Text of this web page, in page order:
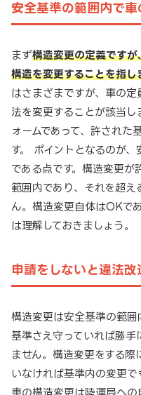
安全基準の範囲内で
まず構造変更の定義です
構造を変更することを指し
はさまざまですが、車の
法を変更することが該当し
ォームであって、許された
す。 ポイントとなるのが
である点です。構造変更が
範囲内であり、それを超え
ん。構造変更自体はOKで
は理解しておきましょう。
申請をしないと違法改
構造変更は安全基準の範囲
基準さえ守っていれば勝手
ません。構造変更をする際
いなければ基準内の変更で
車の構造変更は陸運局へ